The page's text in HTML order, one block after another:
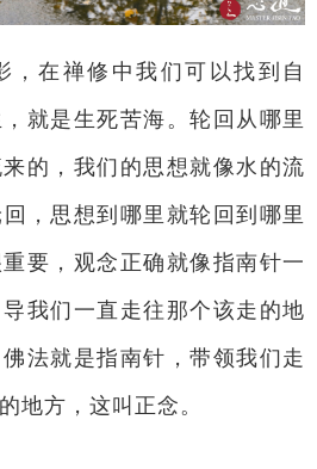
，在禅修中我们可以找到自
就是生死苦海。轮回从哪里
的，我们的思想就像水的流
，思想到哪里就轮回到哪里
要，观念正确就像指南针一
我们一直走往那个该走的地
法就是指南针，带领我们走
地方，这叫正念。